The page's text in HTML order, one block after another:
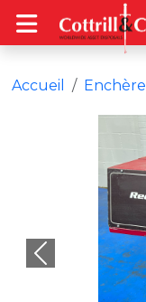
Accueil
Previous